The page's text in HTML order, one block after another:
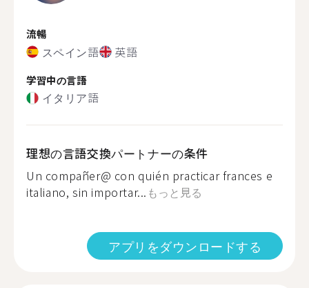
流暢
スペイン語 英語
学習中の言語
イタリア語
理想の言語交換パートナーの条件
Un compañer@ con quién practicar frances e
italiano, sin importar... もっと見る
アプリをダウンロードする